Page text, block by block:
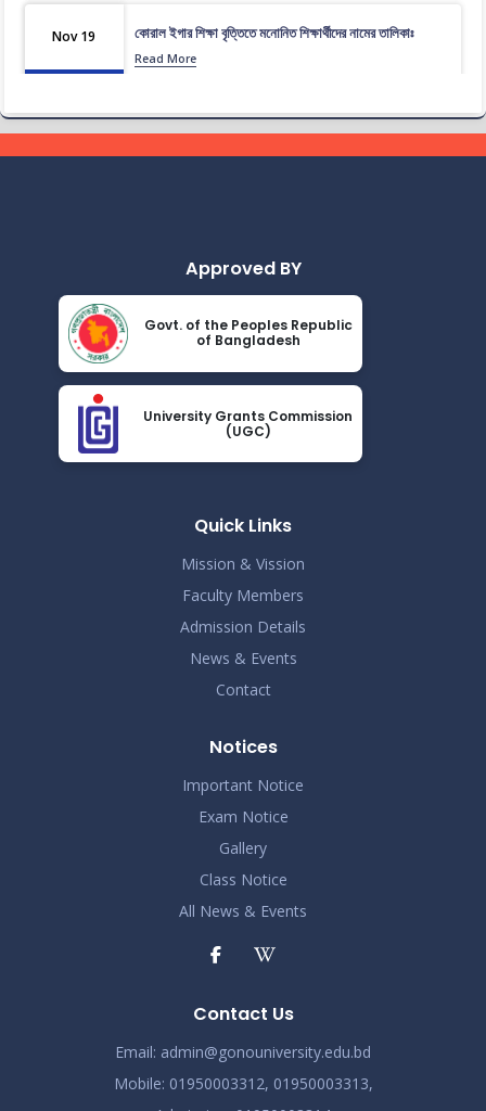
Nov 19
2024
কোরাল ইগার শিক্ষা বৃত্তিতে মনোনিত শিক্ষার্থীদের নামের তালিকাঃ
Read More
ধূমপান, পান সেবন করা ও মাদক সেবন করা সম্পূর্ণ নিষিদ্ধ।
Nov 19
2024
আন্তর্জাতিক মাতৃভাষা দিবস ও শহীদ দিবস পালন প্রসঙ্গে বিজ্ঞপ্তি
Read More
Nov 19
2024
এপ্রিল ২০২৩ সেমিস্টারের ফাইনাল পরীক্ষার (অনুষ্ঠিতব্য অক্টোবর ২০২৩)
বিজ্ঞপ্তি
Approved BY
Govt. of the Peoples Republic
of Bangladesh
University Grants Commission
(UGC)
Quick Links
Mission & Vission
Faculty Members
Admission Details
News & Events
Contact
Notices
Important Notice
Exam Notice
Gallery
Class Notice
All News & Events
Contact Us
Email: admin@gonouniversity.edu.bd
Mobile: 01950003312, 01950003313,